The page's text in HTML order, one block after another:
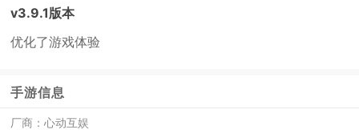
v3.9.1版本
优化了游戏体验
手游信息
厂商：心动互娱